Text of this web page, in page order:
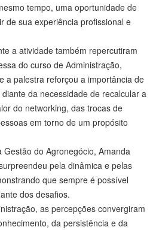
tempo, uma oportunidade de
de sua experiência profissional e
a atividade também repercutiram
do curso de Administração,
a palestra reforçou a importância de
da necessidade de recalcular a
do networking, das trocas de
em torno de um propósito
do Agronegócio, Amanda
pela dinâmica e pelas
que sempre é possível
dos desafios.
as percepções convergiram
da persistência e da